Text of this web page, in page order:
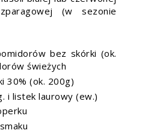
(w sezonie
bez skórki (ok.
świeżych
30% (ok. 200g)
i listek laurowy (ew.)